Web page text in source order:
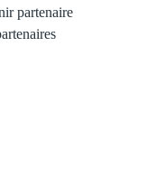
partenaire